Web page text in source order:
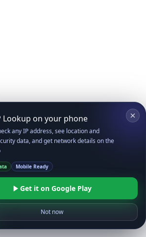
Lookup on your phone
any IP address, see location and
data, and get network details on the
Mobile Ready
Get it on Google Play
Not now